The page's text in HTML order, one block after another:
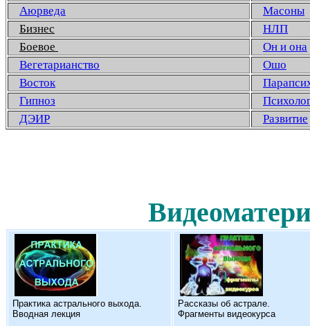
Аюрведа
Масоны
Бизнес
НЛП
Боевое
Он и она
Вегетарианство
Ошо
Восток
Гипноз
ДЭИР
Развитие
Практика астрального выхода.
Вводная лекция
Рассказы об астрале.
Фрагменты видеокурса